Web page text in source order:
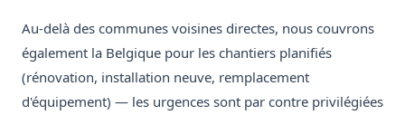
Au-delà des communes voisines directes, nous couvrons
également la Belgique pour les chantiers planifiés
(rénovation, installation neuve, remplacement
d'équipement) — les urgences sont par contre privilégiées